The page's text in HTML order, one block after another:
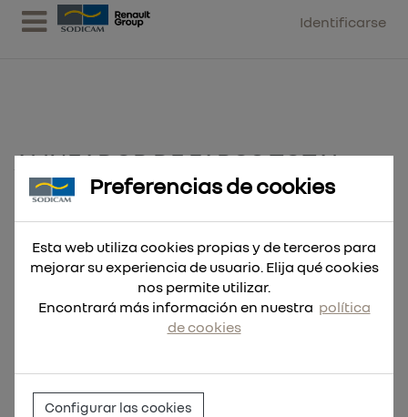
Identificarse
ALINEADOR DE FAROS TOTAL
Preferencias de cookies
Esta web utiliza cookies propias y de terceros para
mejorar su experiencia de usuario. Elija qué cookies
nos permite utilizar.
Encontrará más información en nuestra política
de cookies
Configurar las cookies